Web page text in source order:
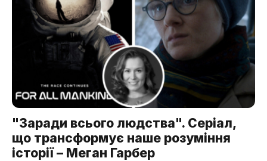
"Заради всього людства". Серіал,
що трансформує наше розуміння
історії – Меган Гарбер